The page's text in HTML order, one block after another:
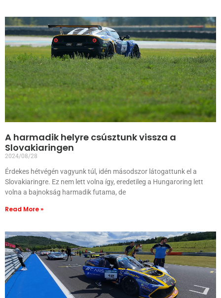
A harmadik helyre csúsztunk vissza a
Slovakiaringen
2024/08/28
Érdekes hétvégén vagyunk túl, idén másodszor látogattunk el a
Slovakiaringre. Ez nem lett volna így, eredetileg a Hungaroring lett
volna a bajnokság harmadik futama, de
Read More »